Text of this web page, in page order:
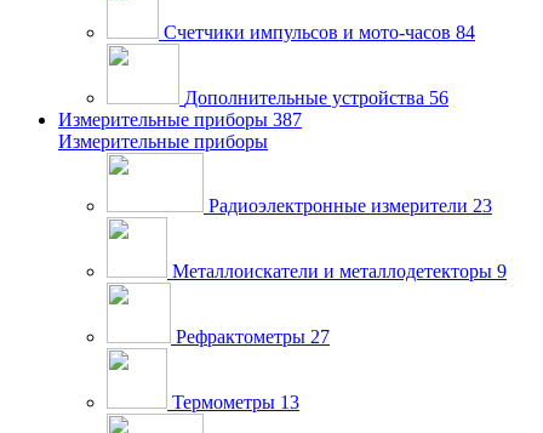
Счетчики импульсов и мото-часов 84
Дополнительные устройства 56
Измерительные приборы 387
Измерительные приборы
Радиоэлектронные измерители 23
Металлоискатели и металлодетекторы 9
Рефрактометры 27
Термометры 13